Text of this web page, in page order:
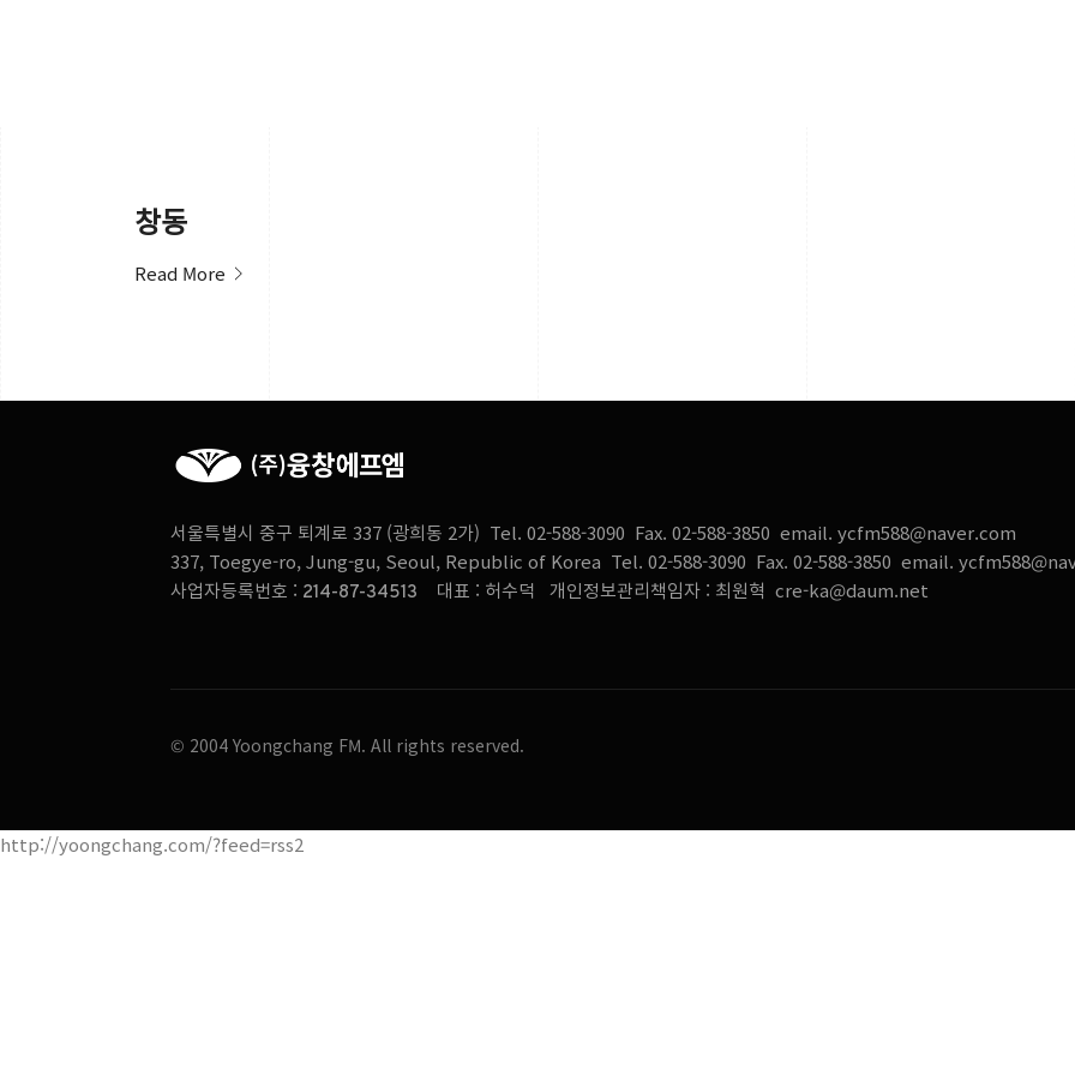
창동
Read More
서울특별시 중구 퇴계로 337 (광희동 2가) Tel. 02-588-3090 Fax. 02-588-3850 email. ycfm588@naver.com
337, Toegye-ro, Jung-gu, Seoul, Republic of Korea Tel. 02-588-3090 Fax. 02-588-3850 email.
사업자등록번호 : 214-87-34513 대표 : 허수덕 개인정보관리책임자 : 최원혁 cre-ka@daum.net
© 2004 Yoongchang FM. All rights reserved.
http://yoongchang.com/?feed=rss2